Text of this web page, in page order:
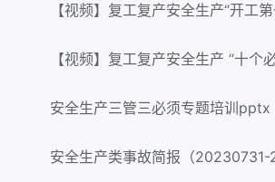
【视频】复工复产安全生产“开工
【视频】复工复产安全生产 “十个
安全生产三管三必须专题培训pptx
安全生产类事故简报（